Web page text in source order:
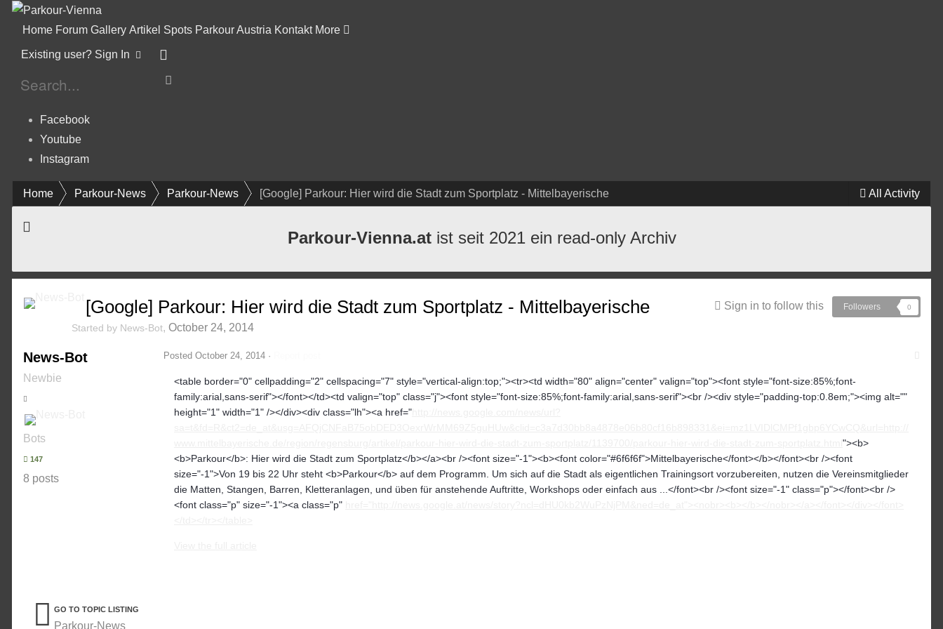
Home Forum Gallery Artikel Spots Parkour Austria Kontakt More
Existing user? Sign In
Facebook
Youtube
Instagram
All Activity
Home Parkour-News Parkour-News [Google] Parkour: Hier wird die Stadt zum Sportplatz - Mittelbayerische
Parkour-Vienna.at ist seit 2021 ein read-only Archiv
Sign in to follow this Followers 0
[Google] Parkour: Hier wird die Stadt zum Sportplatz - Mittelbayerische
Started by News-Bot, October 24, 2014
News-Bot
Newbie
Bots
147
8 posts
Posted October 24, 2014 ·
<table border="0" cellpadding="2" cellspacing="7" style="vertical-align:top;"><tr><td width="80" align="center" valign="top"><font style="font-size:85%;font-
family:arial,sans-serif"></font></td><td valign="top" class="j"><font style="font-size:85%;font-family:arial,sans-serif"><br /><div style="padding-top:0.8em;"><img alt=""
height="1" width="1" /></div><div class="lh"><a href="
"><b>
<b>Parkour</b>: Hier wird die Stadt zum Sportplatz</b></a><br /><font size="-1"><b><font color="#6f6f6f">Mittelbayerische</font></b></font><br /><font
size="-1">Von 19 bis 22 Uhr steht <b>Parkour</b> auf dem Programm. Um sich auf die Stadt als eigentlichen Trainingsort vorzubereiten, nutzen die Vereinsmitglieder
die Matten, Stangen, Barren, Kletteranlagen, und üben für anstehende Auftritte, Workshops oder einfach aus ...</font><br /><font size="-1" class="p"></font><br />
<font class="p" size="-1"><a class="p"
GO TO TOPIC LISTING
Parkour-News